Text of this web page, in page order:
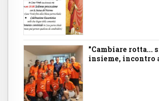
"Cambiare rotta...
insieme, incontro